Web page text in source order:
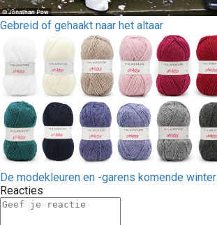
Gebreid of gehaakt naar het altaar
De modekleuren en -garens komende winter
Reacties